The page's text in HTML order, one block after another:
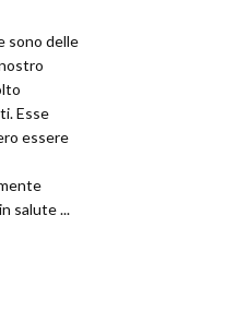
sono delle
Esse
essere
salute ...